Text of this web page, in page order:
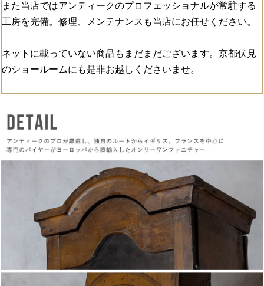
また当店ではアンティークのプロフェッショナルが常駐する
工房を完備。修理、メンテナンスも当店にお任せください。
ネットに載っていない商品もまだまだございます。京都伏見
のショールームにも是非お越しくださいませ。